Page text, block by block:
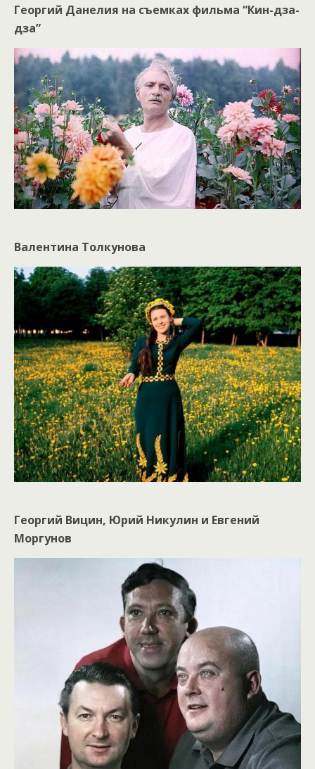
Георгий Данелия на съемках фильма “Кин-дза-
дза”
Валентина Толкунова
Георгий Вицин, Юрий Никулин и Евгений
Моргунов